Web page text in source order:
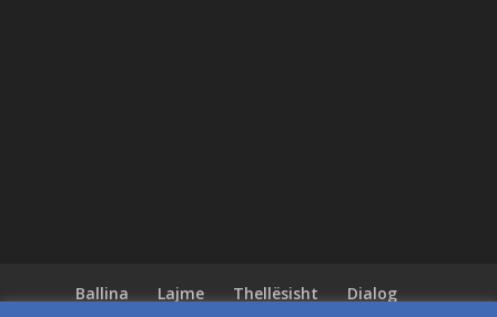
Ballina Lajme Thellësisht
Dialog